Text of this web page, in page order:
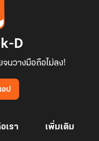
D
นวางมือถือไม่ลง!
อป
เรา เพิ่มเติม